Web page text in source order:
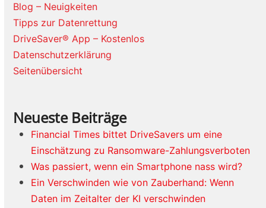
Blog – Neuigkeiten
Tipps zur Datenrettung
DriveSaver® App – Kostenlos
Datenschutzerklärung
Seitenübersicht
Neueste Beiträge
Financial Times bittet DriveSavers um eine
Einschätzung zu Ransomware-Zahlungsverboten
Was passiert, wenn ein Smartphone nass wird?
Ein Verschwinden wie von Zauberhand: Wenn
Daten im Zeitalter der KI verschwinden